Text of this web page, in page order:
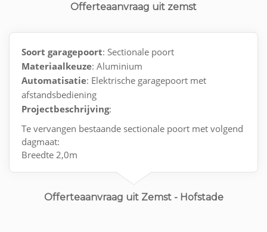
Offerteaanvraag uit zemst
Soort garagepoort: Sectionale poort
Materiaalkeuze: Aluminium
Automatisatie: Elektrische garagepoort met
afstandsbediening
Projectbeschrijving:
Te vervangen bestaande sectionale poort met volgend
dagmaat:
Breedte 2,0m
Offerteaanvraag uit Zemst - Hofstade